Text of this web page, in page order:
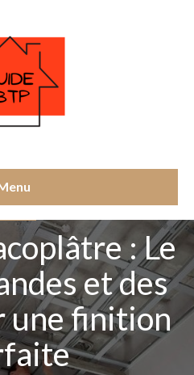
: Le
et des
une finition